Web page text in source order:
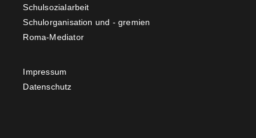
Schulsozialarbeit
Schulorganisation und - gremien
Roma-Mediator
Impressum
Datenschutz